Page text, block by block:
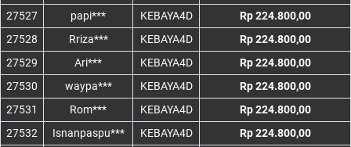
27527
papi*** KEBAYA4D
Rp 224.800,00
27528
Rriza*** KEBAYA4D
Rp 224.800,00
27529
Ari*** KEBAYA4D
Rp 224.800,00
27530
waypa*** KEBAYA4D
Rp 224.800,00
27531
Rom*** KEBAYA4D
Rp 224.800,00
27532
Isnanpaspu*** KEBAYA4D
Rp 224.800,00